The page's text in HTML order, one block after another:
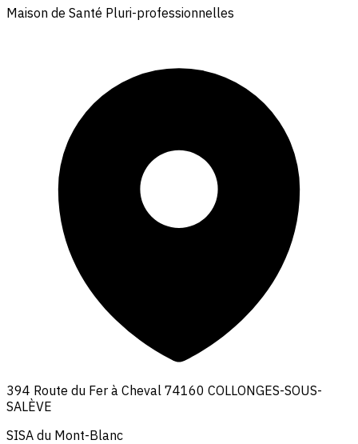
Maison de Santé Pluri-professionnelles
394 Route du Fer à Cheval 74160 COLLONGES-SOUS-
SALÈVE
SISA du Mont-Blanc